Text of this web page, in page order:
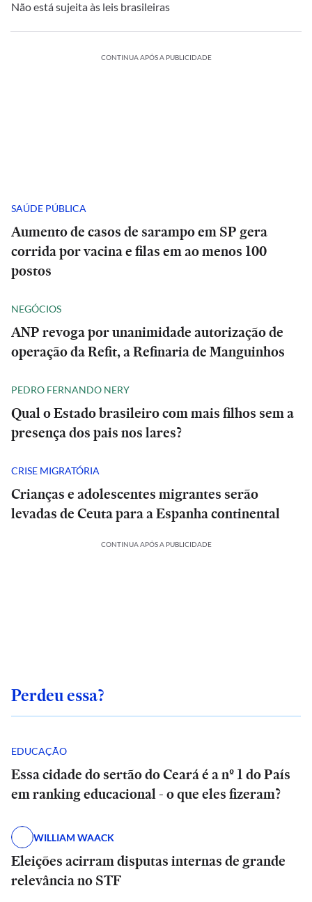
Não está sujeita às leis brasileiras
CONTINUA APÓS A PUBLICIDADE
SAÚDE PÚBLICA
Aumento de casos de sarampo em SP gera
corrida por vacina e filas em ao menos 100
postos
NEGÓCIOS
ANP revoga por unanimidade autorização de
operação da Refit, a Refinaria de Manguinhos
PEDRO FERNANDO NERY
Qual o Estado brasileiro com mais filhos sem a
presença dos pais nos lares?
CRISE MIGRATÓRIA
Crianças e adolescentes migrantes serão
levadas de Ceuta para a Espanha continental
CONTINUA APÓS A PUBLICIDADE
Perdeu essa?
EDUCAÇÃO
Essa cidade do sertão do Ceará é a nº 1 do País
em ranking educacional - o que eles fizeram?
WILLIAM WAACK
Eleições acirram disputas internas de grande
relevância no STF